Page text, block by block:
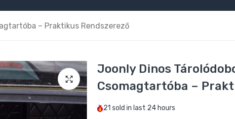
– Praktikus Rendszerező
Joonly Dinos
Csomagtartóba –
21 sold in last 24 hours